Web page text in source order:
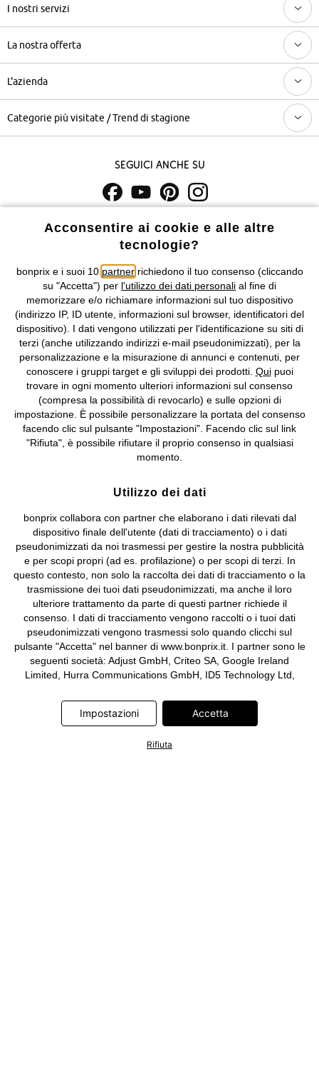
I nostri servizi
La nostra offerta
L'azienda
Categorie più visitate / Trend di stagione
Seguici anche su
I prezzi sono IVA inclusa. Non includonole spese di spedizione e i
Condizioni di vendita Accessibilità
Informativa privacy e cookie Gestione dei cookie
Informazioni legali Diritto di recesso
© 2026 bonprix.
Tutti i diritti riservati.
bonprix S.r.l. con socio unico, sede legale: via Adua 33 - 13855
Valdengo (BI) C.F. 01510910027 - P.I. 01939830020, Reg. Imprese di
Biella n. 01510910027, R.E.A. BI - 171345, N. Reg. Pile:
IT09060P00000858, N. Reg. AEE: IT08020000002105 Capitale
Sociale: euro 1.000.000 i.v, Società soggetta all'attività di direzione
e coordinamento di bonprix Beteiligungs -Verwaltungsgesellschaft
Acconsentire ai cookie e alle altre
tecnologie?
bonprix e i suoi 10 partnerrichiedono il tuo consenso (cliccando
su "Accetta") per l'utilizzo dei dati personali al fine di
memorizzare e/o richiamare informazioni sul tuo dispositivo
(indirizzo IP, ID utente, informazioni sul browser, identificatori del
dispositivo). I dati vengono utilizzati per l'identificazione su siti di
terzi (anche utilizzando indirizzi e-mail pseudonimizzati), per la
personalizzazione e la misurazione di annunci e contenuti, per
conoscere i gruppi target e gli sviluppi dei prodotti. Quipuoi
trovare in ogni momento ulteriori informazioni sul consenso
(compresa la possibilità di revocarlo) e sulle opzioni di
impostazione. È possibile personalizzare la portata del consenso
facendo clic sul pulsante "Impostazioni". Facendo clic sul link
"Rifiuta", è possibile rifiutare il proprio consenso in qualsiasi
momento.
Utilizzo dei dati
bonprix collabora con partner che elaborano i dati rilevati dal
dispositivo finale dell'utente (dati di tracciamento) o i dati
pseudonimizzati da noi trasmessi per gestire la nostra pubblicità
e per scopi propri (ad es. profilazione) o per scopi di terzi. In
questo contesto, non solo la raccolta dei dati di tracciamento o la
trasmissione dei tuoi dati pseudonimizzati, ma anche il loro
ulteriore trattamento da parte di questi partner richiede il
consenso. I dati di tracciamento vengono raccolti o i tuoi dati
pseudonimizzati vengono trasmessi solo quando clicchi sul
pulsante "Accetta" nel banner di www.bonprix.it. I partner sono le
seguenti società: Adjust GmbH, Criteo SA, Google Ireland
Limited, Hurra Communications GmbH, ID5 Technology Ltd,
Limited, Pinterest Europe Limited, RTB-House GmbH, TikTok
Information Technologies UK Limited. Ulteriori informazioni sul
informativa privacy e cookie
Impostazioni Accetta
Rifiuta